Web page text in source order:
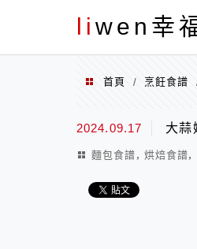
li wen幸
menu
首頁 / 烹飪食譜
2024.09.17 大蒜
麵包食譜 , 烘焙食譜,